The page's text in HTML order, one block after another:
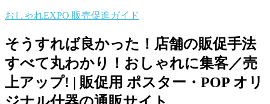
コ
テ
ン
ツ
へ
ス
おしゃれEXPO 販売促進ガイド
そうすれば良かった！店舗の販促手法
すべて丸わかり！おしゃれに集客／売
上アップ! | 販促用 ポスター・POP オリ